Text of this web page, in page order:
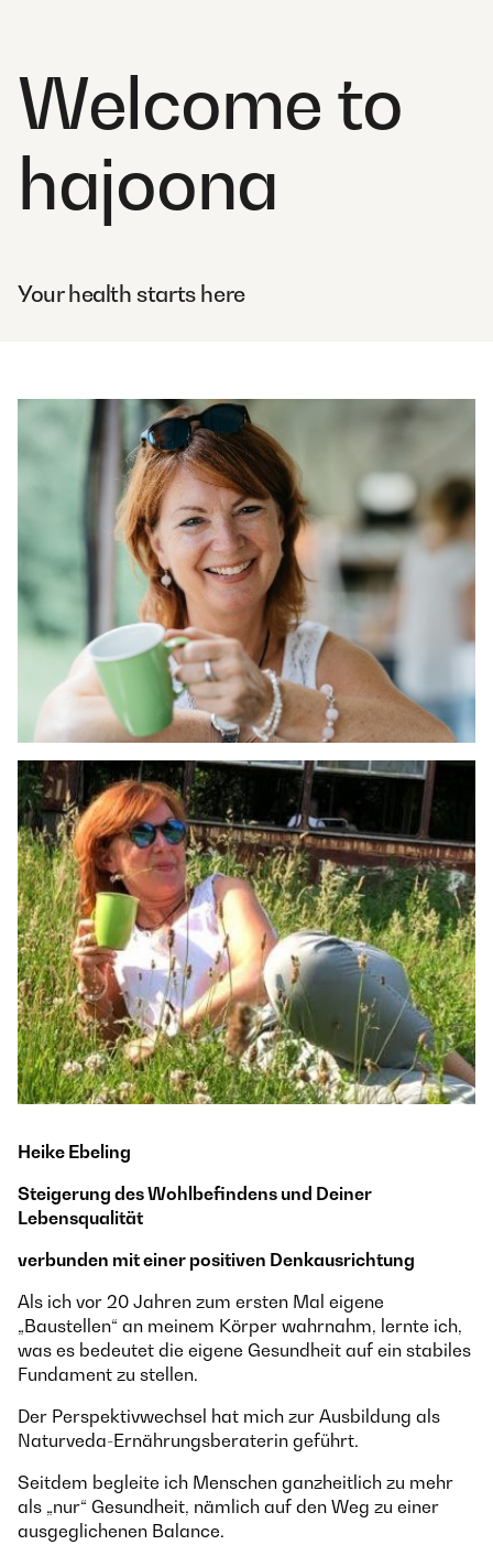
Welcome to
hajoona
Your health starts here
Heike Ebeling
Steigerung des Wohlbefindens und Deiner
Lebensqualität
verbunden mit einer positiven Denkausrichtung
Als ich vor 20 Jahren zum ersten Mal eigene
„Baustellen“ an meinem Körper wahrnahm, lernte ich,
was es bedeutet die eigene Gesundheit auf ein stabiles
Fundament zu stellen.
Der Perspektivwechsel hat mich zur Ausbildung als
Naturveda-Ernährungsberaterin geführt.
Seitdem begleite ich Menschen ganzheitlich zu mehr
als „nur“ Gesundheit, nämlich auf den Weg zu einer
ausgeglichenen Balance.